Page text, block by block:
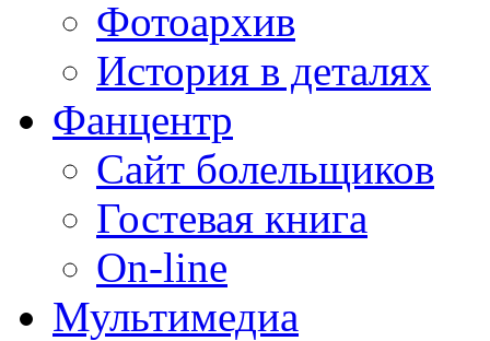
Фотоархив
История в деталях
Фанцентр
Сайт болельщиков
Гостевая книга
On-line
Мультимедиа